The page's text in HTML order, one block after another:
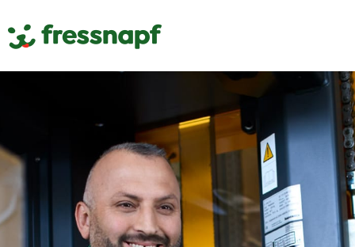
Controlling, Finance & Accounting